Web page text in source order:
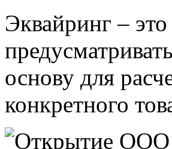
Эквайринг –
основу для
конкретного